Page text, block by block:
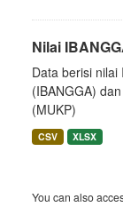
Nilai
Data berisi
(IBANGGA)
(MUKP)
CSV XLSX
You can also